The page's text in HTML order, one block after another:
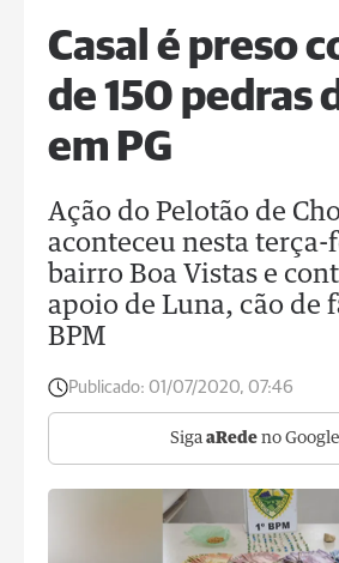
Casal é preso
de 150 pedras
em PG
Ação do Pelotão de
aconteceu nesta terça-
bairro Boa Vistas e
apoio de Luna, cão de
BPM
Publicado: 01/07/2020, 07:46
Siga aRede no Google